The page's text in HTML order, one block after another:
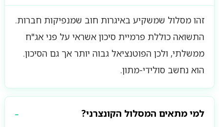
זהו מסלול שמשקיע באיגרות חוב שמנפיקות חברות.
התשואה כוללת פרמיית סיכון אשראי על פני אג"ח
ממשלתי, ולכן הפוטנציאל גבוה יותר אך גם הסיכון.
הוא נחשב סולידי-מתון.
למי מתאים המסלול הקונצרני?